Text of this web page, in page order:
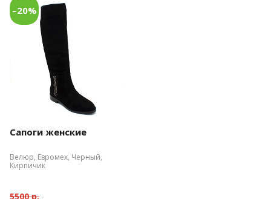
–20%
Сапоги женские
Велюр, Евромех, Черный,
Кирпичик
5500 р.